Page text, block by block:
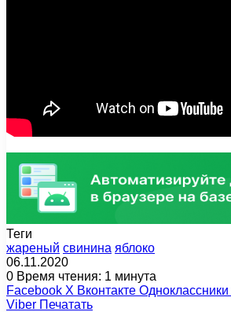
Теги
жареный свинина яблоко
06.11.2020
0 Время чтения: 1 минута
Facebook X Вконтакте Одноклассники
Viber Печатать